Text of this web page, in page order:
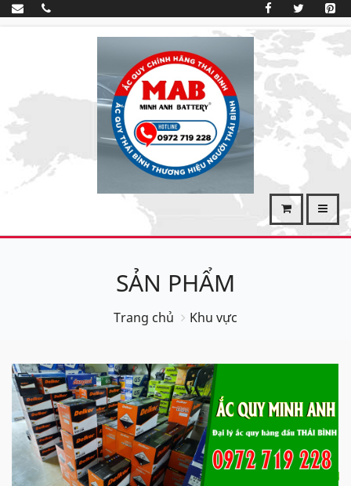
SẢN PHẨM
Trang chủ Khu vực